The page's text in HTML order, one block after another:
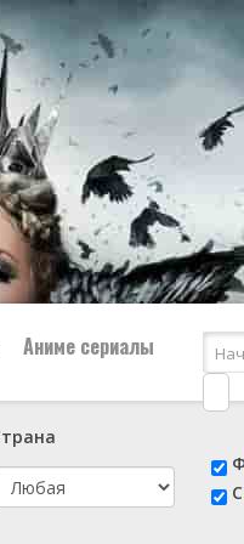
🕵️‍♂️ Детектив
Аниме сериалы